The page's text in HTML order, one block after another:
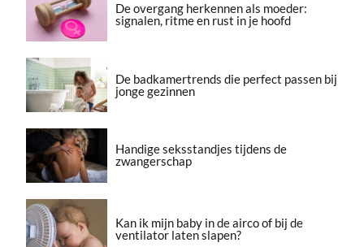
De overgang herkennen als moeder:
signalen, ritme en rust in je hoofd
De badkamertrends die perfect passen bij
jonge gezinnen
Handige seksstandjes tijdens de
zwangerschap
Kan ik mijn baby in de airco of bij de
ventilator laten slapen?